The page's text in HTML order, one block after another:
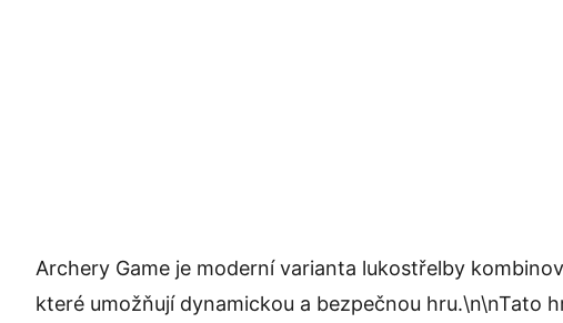
Archery Game je moderní varianta lukostřelby
které umožňují dynamickou a bezpečnou hru.\n\nTato